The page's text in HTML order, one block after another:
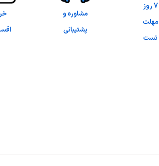
7 روز
مهلت
تست
مشاوره و
پشتیبانی